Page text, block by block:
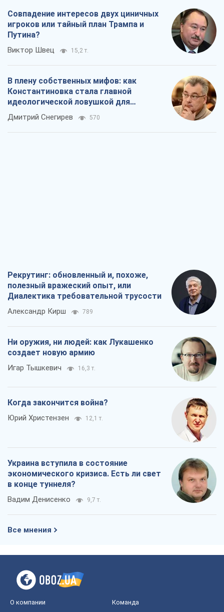
Совпадение интересов двух циничных
игроков или тайный план Трампа и
Путина?
Виктор Швец 15,2 т.
В плену собственных мифов: как
Константиновка стала главной
идеологической ловушкой для
российских оккупантов
Дмитрий Снегирев 570
Рекрутинг: обновленный и, похоже,
полезный вражеский опыт, или
Диалектика требовательной трусости
Александр Кирш 789
Ни оружия, ни людей: как Лукашенко
создает новую армию
Игар Тышкевич 16,3 т.
Когда закончится война?
Юрий Христензен 12,1 т.
Украина вступила в состояние
экономического кризиса. Есть ли свет
в конце туннеля?
Вадим Денисенко 9,7 т.
Все мнения
О компании Команда